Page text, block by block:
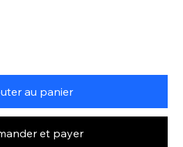
au panier
et payer